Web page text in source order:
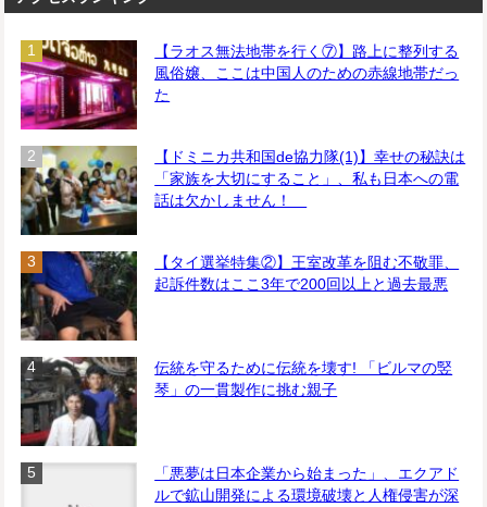
【ラオス無法地帯を行く⑦】路上に整列する
風俗嬢、ここは中国人のための赤線地帯だっ
た
【ドミニカ共和国de協力隊(1)】幸せの秘訣は
「家族を大切にすること」、私も日本への電
話は欠かしません！
【タイ選挙特集②】王室改革を阻む不敬罪、
起訴件数はここ3年で200回以上と過去最悪
伝統を守るために伝統を壊す! 「ビルマの竪
琴」の一貫製作に挑む親子
「悪夢は日本企業から始まった」、エクアド
ルで鉱山開発による環境破壊と人権侵害が深